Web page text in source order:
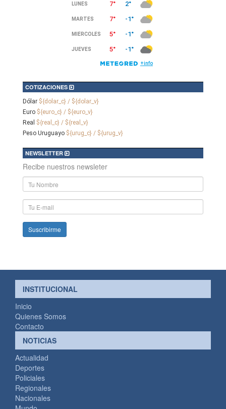
COTIZACIONES
Dólar ${dolar_c} / ${dolar_v}
Euro ${euro_c} / ${euro_v}
Real ${real_c} / ${real_v}
Peso Uruguayo ${urug_c} / ${urug_v}
NEWSLETTER
Recibe nuestros newsleter
Nombre
y
Apellido
E-
mail
INSTITUCIONAL
Inicio
Quienes Somos
Contacto
NOTICIAS
Actualidad
Deportes
Policiales
Regionales
Nacionales